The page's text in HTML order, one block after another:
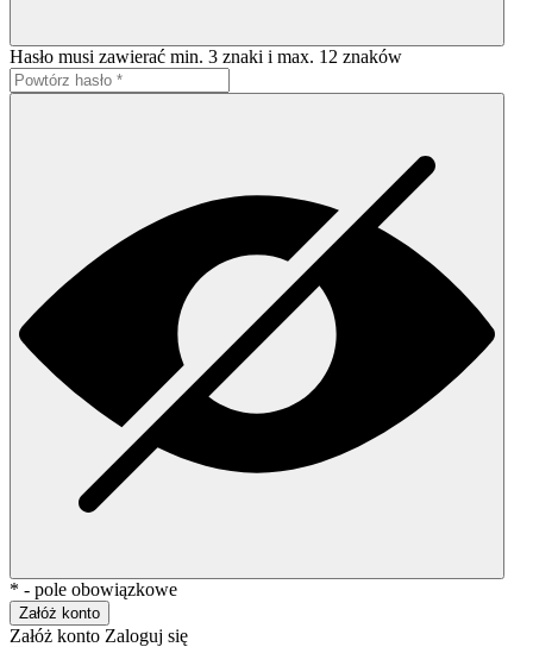
Hasło musi zawierać min. 3 znaki i max. 12 znaków
* - pole obowiązkowe
Załóż konto
Załóż konto Zaloguj się